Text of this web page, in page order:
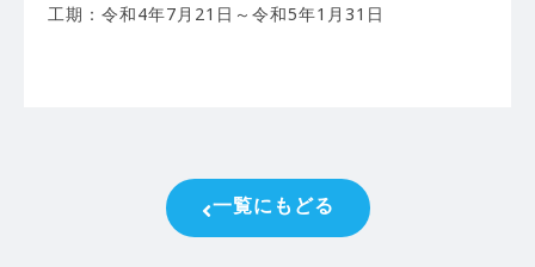
工期：令和4年7月21日～令和5年1月31日
一覧にもどる